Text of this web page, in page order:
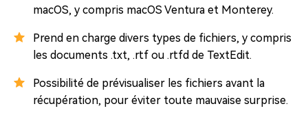
macOS, y compris macOS Ventura et Monterey.
Prend en charge divers types de fichiers, y compris
les documents .txt, .rtf ou .rtfd de TextEdit.
Possibilité de prévisualiser les fichiers avant la
récupération, pour éviter toute mauvaise surprise.